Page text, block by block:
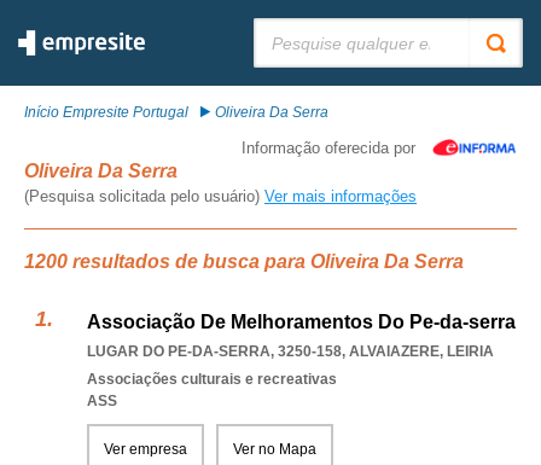
Início Empresite Portugal Oliveira Da Serra
Informação oferecida por
Oliveira Da Serra
(Pesquisa solicitada pelo usuário) Ver mais informações
1200 resultados de busca para Oliveira Da Serra
Associação De Melhoramentos Do Pe-da-serra
LUGAR DO PE-DA-SERRA, 3250-158, ALVAIAZERE, LEIRIA
Associações culturais e recreativas
ASS
Ver empresa Ver no Mapa